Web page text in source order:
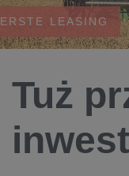
ERSTE LEASING
Tuż